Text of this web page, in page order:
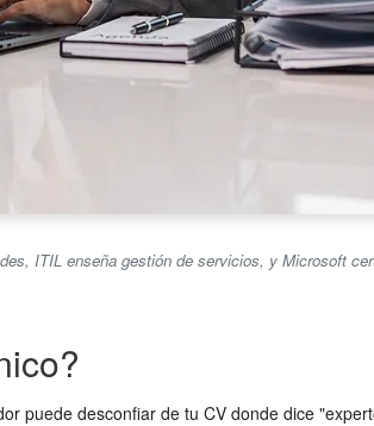
ITIL enseña gestión de servicios, y Microsoft
puede desconfiar de tu CV donde dice